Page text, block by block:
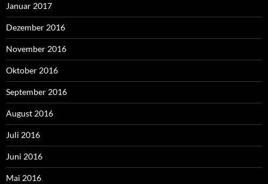
Januar 2017
Dezember 2016
November 2016
Oktober 2016
September 2016
August 2016
Juli 2016
Juni 2016
Mai 2016